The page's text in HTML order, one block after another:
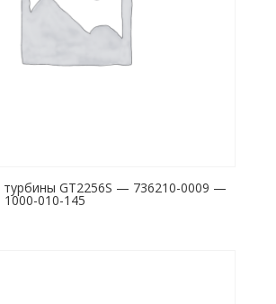
турбины GT2256S — 736210-0009 —
010-145